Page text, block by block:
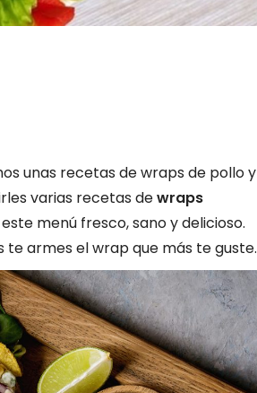
unas recetas de wraps de pollo y
varias recetas dewraps
menú fresco, sano y delicioso.
armes el wrap que más te guste.